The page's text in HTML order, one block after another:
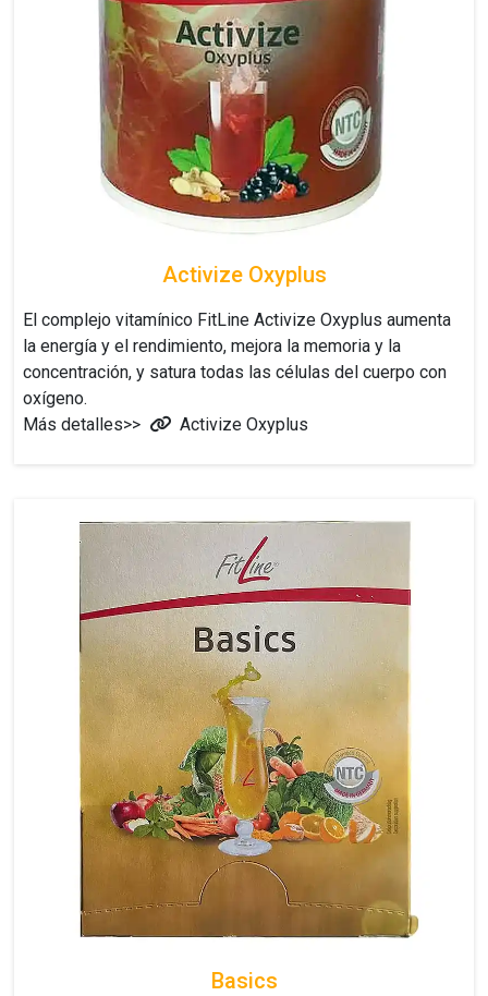
Activize Oxyplus
El complejo vitamínico FitLine Activize Oxyplus aumenta
la energía y el rendimiento, mejora la memoria y la
concentración, y satura todas las células del cuerpo con
oxígeno.
Más detalles>>
Activize Oxyplus
Basics